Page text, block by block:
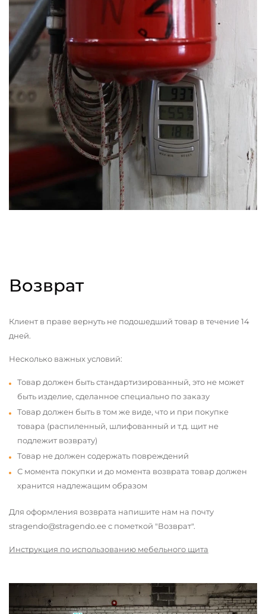
Возврат
Клиент в праве вернуть не подошедший товар в течение 14
дней.
Несколько важных условий:
Товар должен быть стандартизированный, это не может
быть изделие, сделанное специально по заказу
Товар должен быть в том же виде, что и при покупке
товара (распиленный, шлифованный и т.д. щит не
подлежит возврату)
Товар не должен содержать повреждений
С момента покупки и до момента возврата товар должен
хранится надлежащим образом
Для оформления возврата напишите нам на почту
stragendo@stragendo.ee с пометкой "Возврат".
Инструкция по использованию мебельного щита